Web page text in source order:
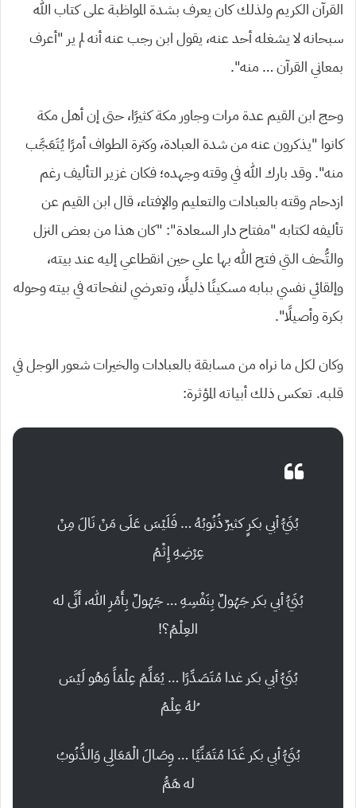
القرآن الكريم ولذلك كان يعرف بشدة المواظبة على كتاب الله
سبحانه لا يشغله أحد عنه، يقول ابن رجب عنه أنه لم ير “أعرف
بمعاني القرآن … منه”.
وحج ابن القيم عدة مرات وجاور مكة كثيرًا، حتى إن أهل مكة
كانوا “يذكرون عنه من شدة العبادة، وكثرة الطواف أمرًا يُتَعَجَّب
منه”. وقد بارك الله في وقته وجهده؛ فكان غزير التأليف رغم
ازدحام وقته بالعبادات والتعليم والإفتاء، قال ابن القيم عن
تأليفه لكتابه “مفتاح دار السعادة”: “كان هذا من بعض النزل
والتُّحف التي فتح الله بها علي حين انقطاعي إليه عند بيته،
وإلقائي نفسي ببابه مسكينًا ذليلًا، وتعرضي لنفحاته في بيته وحوله
بكرة وأصيلًا”.
وكان لكل ما نراه من مسابقة بالعبادات والخيرات شعور الوجل في
قلبه. تعكس ذلك أبياته المؤثرة:
بُنَيُّ أبي بكرٍ كثيرٌ ذُنُوبُهُ … فَلَيْسَ عَلَى مَنْ نَالَ مِنْ
عِرْضِهِ إِثْمُ
بُنَيُّ أبي بكر جَهُولٌ بِنَفْسِهِ … جَهُولٌ بِأَمْرِ الله، أَنَّى له
العِلْمُ؟!
بُنَيُّ أبي بكر غدا مُتَصَدِّرًا … يُعَلِّمُ عِلْمَاً وَهُو لَيْسَ
ُلهُ عِلْمُ
بُنَيُّ أبي بكر غَدَا مُتَمَنِّيًا … وِصَالَ الْمَعَالِي وَالذُّنُوبُ
له هَمُّ